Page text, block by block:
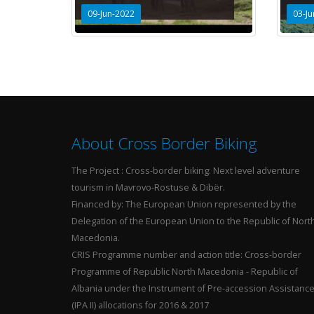
09-Jun-2022 03-
About Cross Border Biking
The Project : Cross-border biking: Next level adventure
tourism in Mavrovo-Rostuse & Dibër.
Financed by: The European Union represented by the
Delegation of the European Union to the Republic of
Macedonia.
CRIS Programme number and action title: Cross-border
Programme of Republic North Macedonia - Republic of
Albania under the Instrument of Pre-accession Assistance
(IPA II) allocations for 2016 & 2017